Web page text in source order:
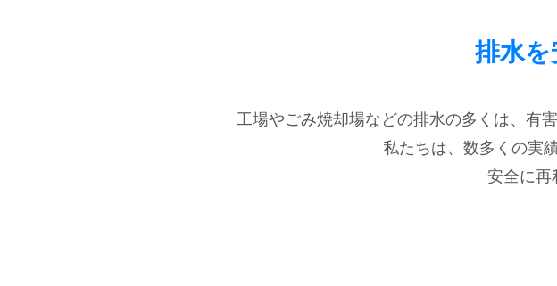
排水を
工場やごみ焼却場などの排水の多くは、有
私たちは、数多くの実
安全に再